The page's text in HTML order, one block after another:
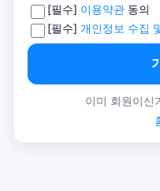
[필수] 이용약관 동의
[필수] 개인정보 수집
이미 회원이신